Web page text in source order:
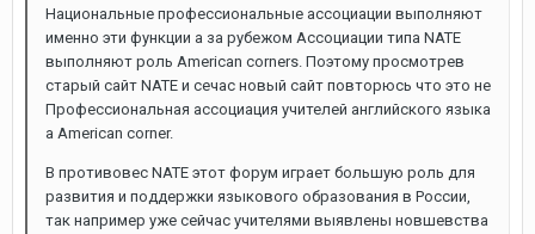
Национальные профессиональные ассоциации выполняют
именно эти функции а за рубежом Ассоциации типа NATE
выполняют роль American corners. Поэтому просмотрев
старый сайт NATE и сечас новый сайт повторюсь что это не
Профессиональная ассоциация учителей английского языка
а American corner.
В противовес NATE этот форум играет большую роль для
развития и поддержки языкового образования в России,
так например уже сейчас учителями выявлены новшевства